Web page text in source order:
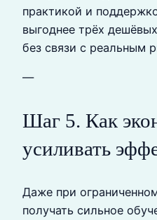
практикой и
выгоднее трёх
без связи с реальным
—
Шаг 5. Как
усиливать
Даже при
получать сильное